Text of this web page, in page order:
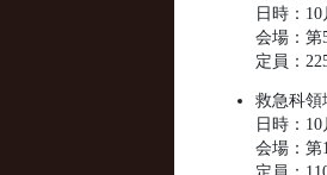
日時：
会場：第
定員：
救急科領
日時：
会場：第